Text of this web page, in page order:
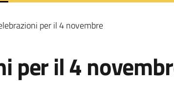
per il 4 novembre
per il 4